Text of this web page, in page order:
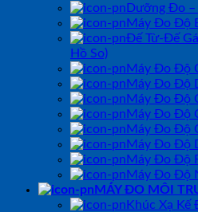
Dưỡng Đo –
Máy Đo Độ
Đế Từ-Đế
Hồ So)
Máy Đo Độ
Máy Đo Độ
Máy Đo Độ
Máy Đo Độ
Máy Đo Độ
Máy Đo Độ
Máy Đo Độ
Máy Đo Độ
MÁY ĐO MÔI
Khúc Xạ Kế